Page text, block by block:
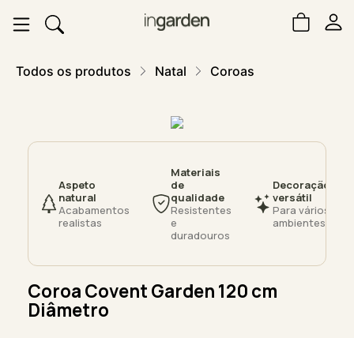
Todos os produtos Natal Coroas
Aspeto
natural
Acabamentos
realistas
Materiais
de
qualidade
Resistentes
e
duradouros
Decoração
versátil
Para vários
ambientes
Coroa Covent Garden 120 cm
Diâmetro